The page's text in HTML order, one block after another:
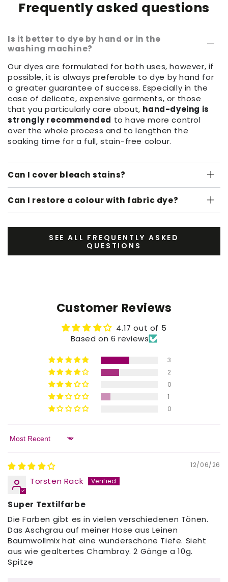
Frequently asked questions
Is it better to dye by hand or in the
washing machine?
Our dyes are formulated for both uses, however, if
possible, it is always preferable to dye by hand for
a greater guarantee of success. Especially in the
case of delicate, expensive garments, or those
that you particularly care about, hand-dyeing is
strongly recommended to have more control
over the whole process and to lengthen the
soaking time for a full, stain-free colour.
Can I cover bleach stains?
Can I restore a colour with fabric dye?
SEE ALL FREQUENTLY ASKED
QUESTIONS
Customer Reviews
4.17 out of 5
Based on 6 reviews
3
2
0
1
0
Sort by
12/06/26
Torsten Rack
Super Textilfarbe
Die Farben gibt es in vielen verschiedenen Tönen.
Das Aschgrau auf meiner Hose aus Leinen
Baumwollmix hat eine wunderschöne Tiefe. Sieht
aus wie gealtertes Chambray. 2 Gänge a 10g.
Spitze